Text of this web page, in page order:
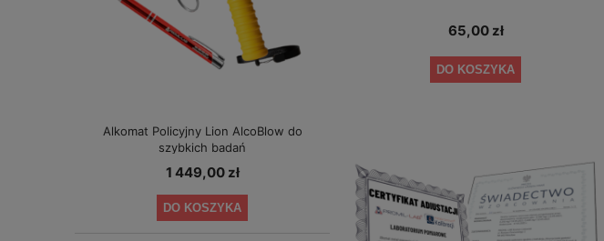
Alkomat Policyjny Lion AlcoBlow do
szybkich badań
1 449,00 zł
DO KOSZYKA
65,00 zł
DO KOSZYKA